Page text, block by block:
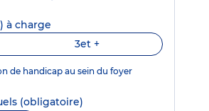
à charge
3et +
de handicap au sein du foyer
(obligatoire)